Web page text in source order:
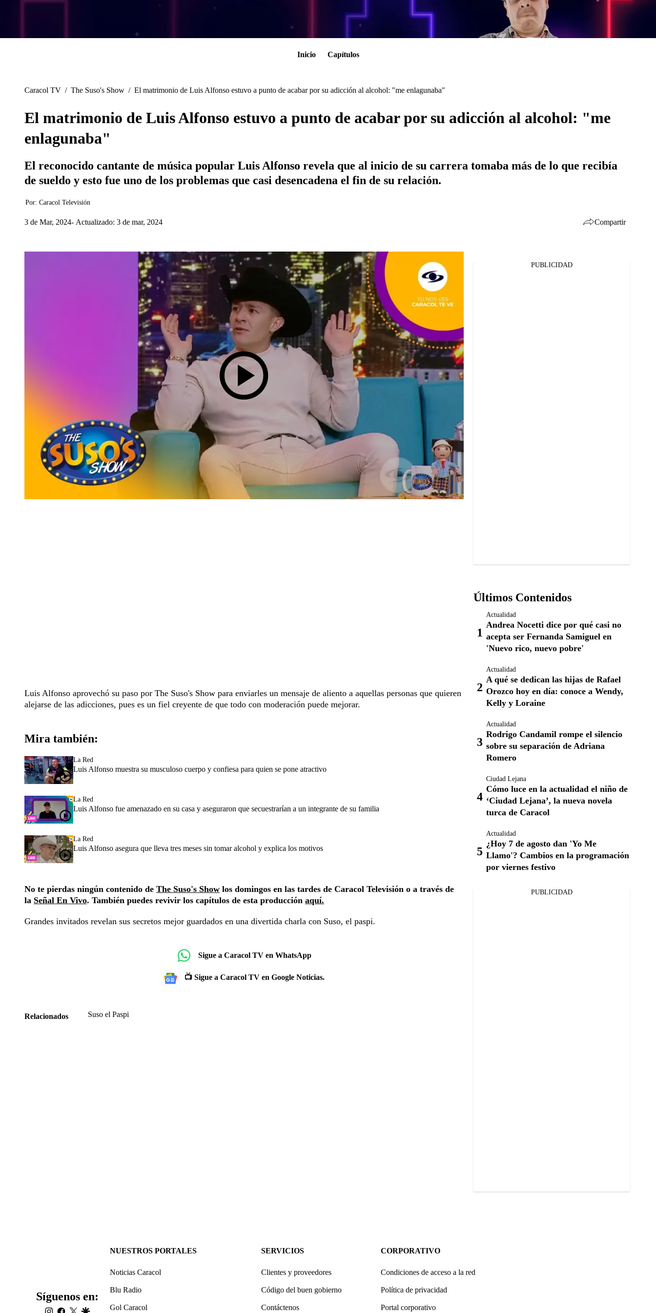
Inicio Capítulos
Caracol TV / The Suso's Show / El matrimonio de Luis Alfonso estuvo a punto de acabar por su adicción al alcohol: "me enlagunaba"
El matrimonio de Luis Alfonso estuvo a punto de acabar por su adicción al alcohol: "me
enlagunaba"
El reconocido cantante de música popular Luis Alfonso revela que al inicio de su carrera tomaba más de lo que recibía
de sueldo y esto fue uno de los problemas que casi desencadena el fin de su relación.
Por: Caracol Televisión
3 de Mar, 2024 Actualizado: 3 de mar, 2024 Compartir
Luis Alfonso aprovechó su paso por The Suso's Show para enviarles un mensaje de aliento a aquellas personas que quieren
alejarse de las adicciones, pues es un fiel creyente de que todo con moderación puede mejorar.
Mira también:
La Red
Luis Alfonso muestra su musculoso cuerpo y confiesa para quien se pone atractivo
La Red
Luis Alfonso fue amenazado en su casa y aseguraron que secuestrarían a un integrante de su familia
La Red
Luis Alfonso asegura que lleva tres meses sin tomar alcohol y explica los motivos
No te pierdas ningún contenido de The Suso's Show los domingos en las tardes de Caracol Televisión o a través de
la Señal En Vivo. También puedes revivir los capítulos de esta producción aquí.
Grandes invitados revelan sus secretos mejor guardados en una divertida charla con Suso, el paspi.
Sigue a Caracol TV en WhatsApp
📺 Sigue a Caracol TV en Google Noticias.
Relacionados Suso el Paspi
PUBLICIDAD
Últimos Contenidos
Actualidad
Andrea Nocetti dice por qué casi no
acepta ser Fernanda Samiguel en
'Nuevo rico, nuevo pobre'
Actualidad
A qué se dedican las hijas de Rafael
Orozco hoy en día: conoce a Wendy,
Kelly y Loraine
Actualidad
Rodrigo Candamil rompe el silencio
sobre su separación de Adriana
Romero
Ciudad Lejana
Cómo luce en la actualidad el niño de
‘Ciudad Lejana’, la nueva novela
turca de Caracol
Actualidad
¿Hoy 7 de agosto dan 'Yo Me
Llamo'? Cambios en la programación
por viernes festivo
PUBLICIDAD
Síguenos en:
instagram
facebook
twittergoogle
NUESTROS PORTALES
Noticias Caracol
Blu Radio
Gol Caracol
SERVICIOS
Clientes y proveedores
Código del buen gobierno
Contáctenos
CORPORATIVO
Condiciones de acceso a la red
Política de privacidad
Portal corporativo